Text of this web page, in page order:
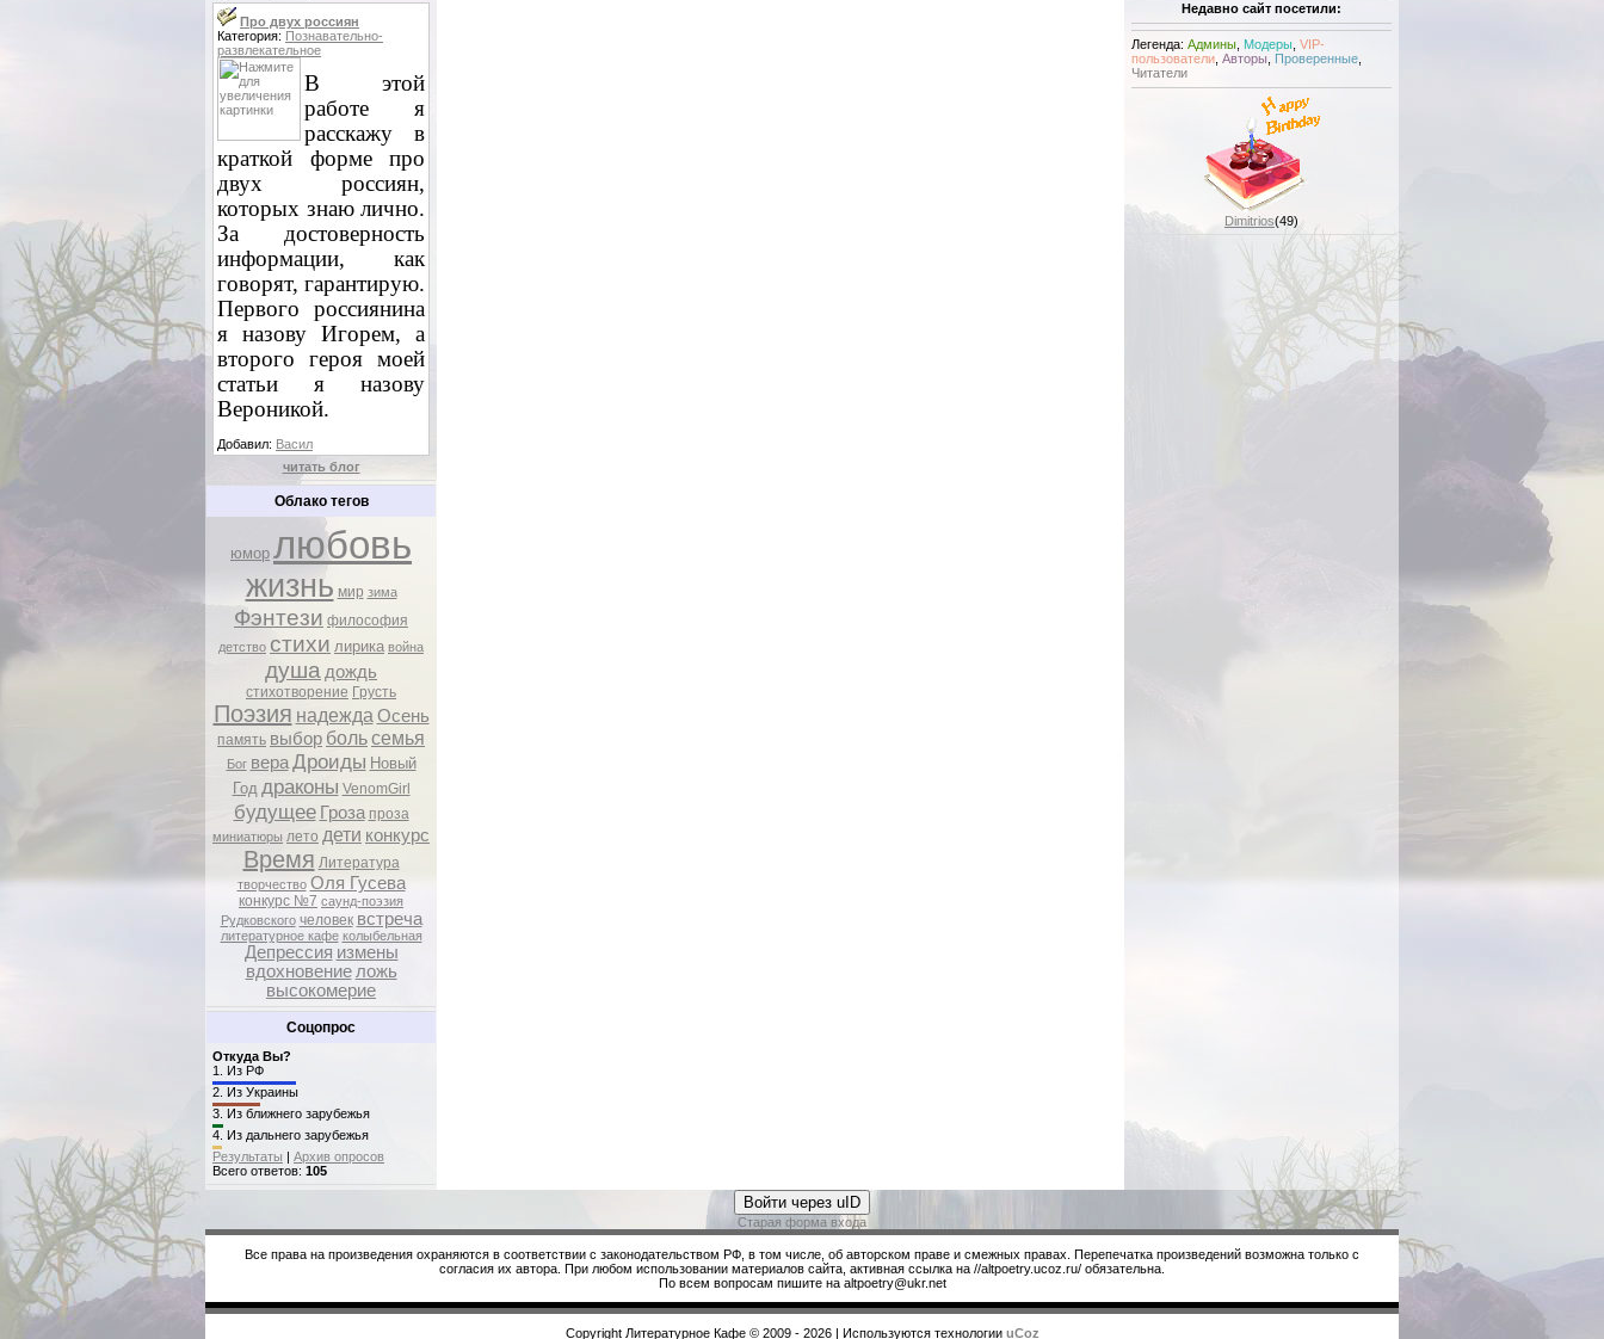
Про двух россиян
Категория: Познавательно-
развлекательное
В этой
работе я
расскажу в
краткой форме про
двух россиян,
которых знаю лично.
За достоверность
информации, как
говорят, гарантирую.
Первого россиянина
я назову Игорем, а
второго героя моей
статьи я назову
Вероникой.
Добавил: Васил
читать блог
Облако тегов
юмор любовь
жизнь мир зима
Фэнтези философия
детство стихи лирика война
душа дождь
стихотворение Грусть
Поэзия надежда Осень
память выбор больсемья
Бог вера Дроиды Новый
Год драконы VenomGirl
будущее Гроза проза
миниатюры лето дети конкурс
Время Литература
творчество Оля Гусева
конкурс №7 саунд-поэзия
Рудковского человек встреча
литературное кафе колыбельная
Депрессия измены
вдохновение ложь
высокомерие
Соцопрос
Откуда Вы?
1. Из РФ
2. Из Украины
3. Из ближнего зарубежья
4. Из дальнего зарубежья
Результаты | Архив опросов
Всего ответов: 105
Недавно сайт посетили:
Легенда: Админы Модеры VIP-
пользователи Авторы Проверенные
Читатели
Dimitrios(49)
Войти через uID
Старая форма входа
Все права на произведения охраняются в соответствии с законодательством РФ, в том числе, об авторском праве и смежных правах. Перепечатка произведений возможна только с
согласия их автора. При любом использовании материалов сайта, активная ссылка на //altpoetry.ucoz.ru/ обязательна.
По всем вопросам пишите на altpoetry@ukr.net
Copyright Литературное Кафе © 2009 - 2026| Используются технологии uCoz